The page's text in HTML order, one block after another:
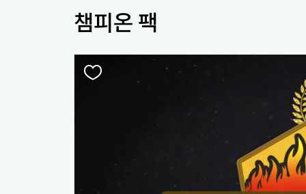
챔피온 팩